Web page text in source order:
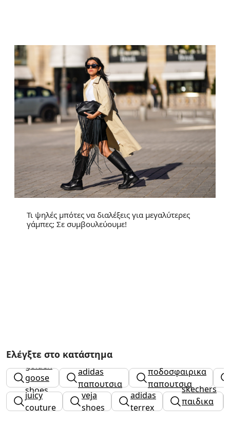
Τι ψηλές μπότες να διαλέξεις για μεγαλύτερες
γάμπες; Σε συμβουλεύουμε!
Ελέγξτε στο κατάστημα
golden
goose
shoes
adidas
παπουτσια
ποδοσφαιρικα
παπουτσια
juicy
couture
veja
shoes
adidas
terrex
skechers
παιδικα
κοριτσι